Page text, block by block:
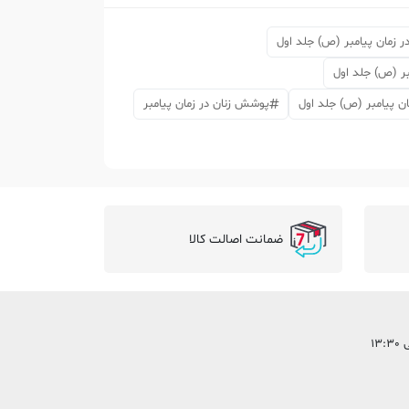
زمان پیامبر (ص) جلد اول
(ص) جلد اول
پیامبر (ص) جلد اول
پوشش زنان در زمان پیامبر
ضمانت اصالت کالا